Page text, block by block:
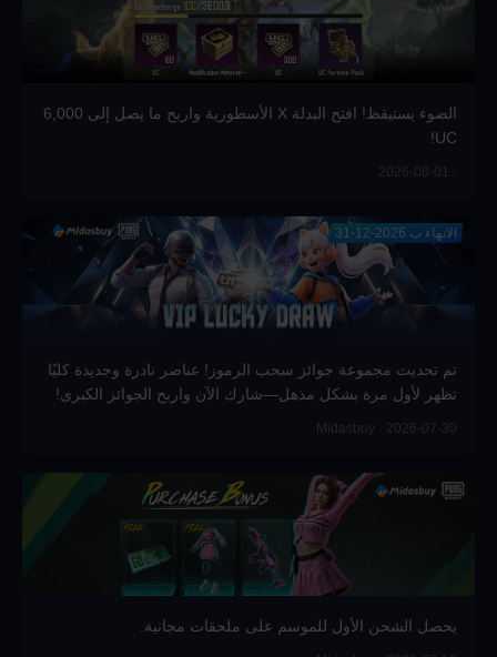
الضوء يستيقظ! افتح البدلة X الأسطورية واربح ما يصل إلى 6,000
UC!
الانهاء ب 2026-12-31
تم تحديث مجموعة جوائز سحب الرموز! عناصر نادرة وجديدة كليًا
تظهر لأول مرة بشكل مذهل—شارك الآن واربح الجوائز الكبرى!
Midasbuy · 2026-07-30
يحصل الشحن الأول للموسم على ملحقات مجانية.